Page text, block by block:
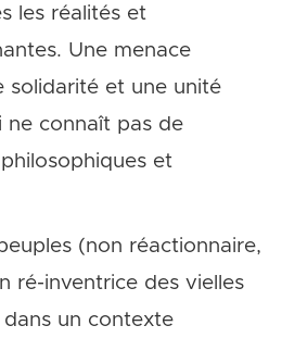
les réalités et
Une menace
solidarité et une unité
ne connaît pas de
et
(non réactionnaire,
ré-inventrice des vielles
un contexte